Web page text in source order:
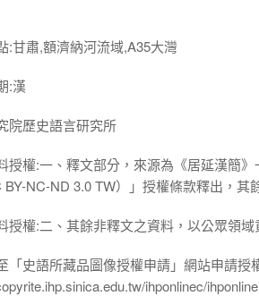
:甘肅,額濟納河流域,A35大灣
:漢
院歷史語言研究所
授權:一、釋文部分，來源為《居延漢簡
BY-NC-ND 3.0 TW）」授權條款釋出，其
授權:二、其餘非釋文之資料，以公眾領域
「史語所藏品圖像授權申請」網站申請授
ihponlinec/